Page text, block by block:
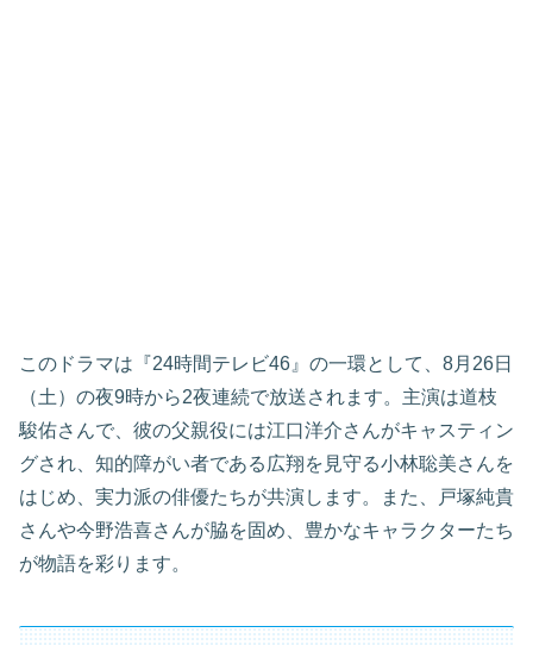
このドラマは『24時間テレビ46』の一環として、8月26日
（土）の夜9時から2夜連続で放送されます。主演は道枝
駿佑さんで、彼の父親役には江口洋介さんがキャスティン
グされ、知的障がい者である広翔を見守る小林聡美さんを
はじめ、実力派の俳優たちが共演します。また、戸塚純貴
さんや今野浩喜さんが脇を固め、豊かなキャラクターたち
が物語を彩ります。